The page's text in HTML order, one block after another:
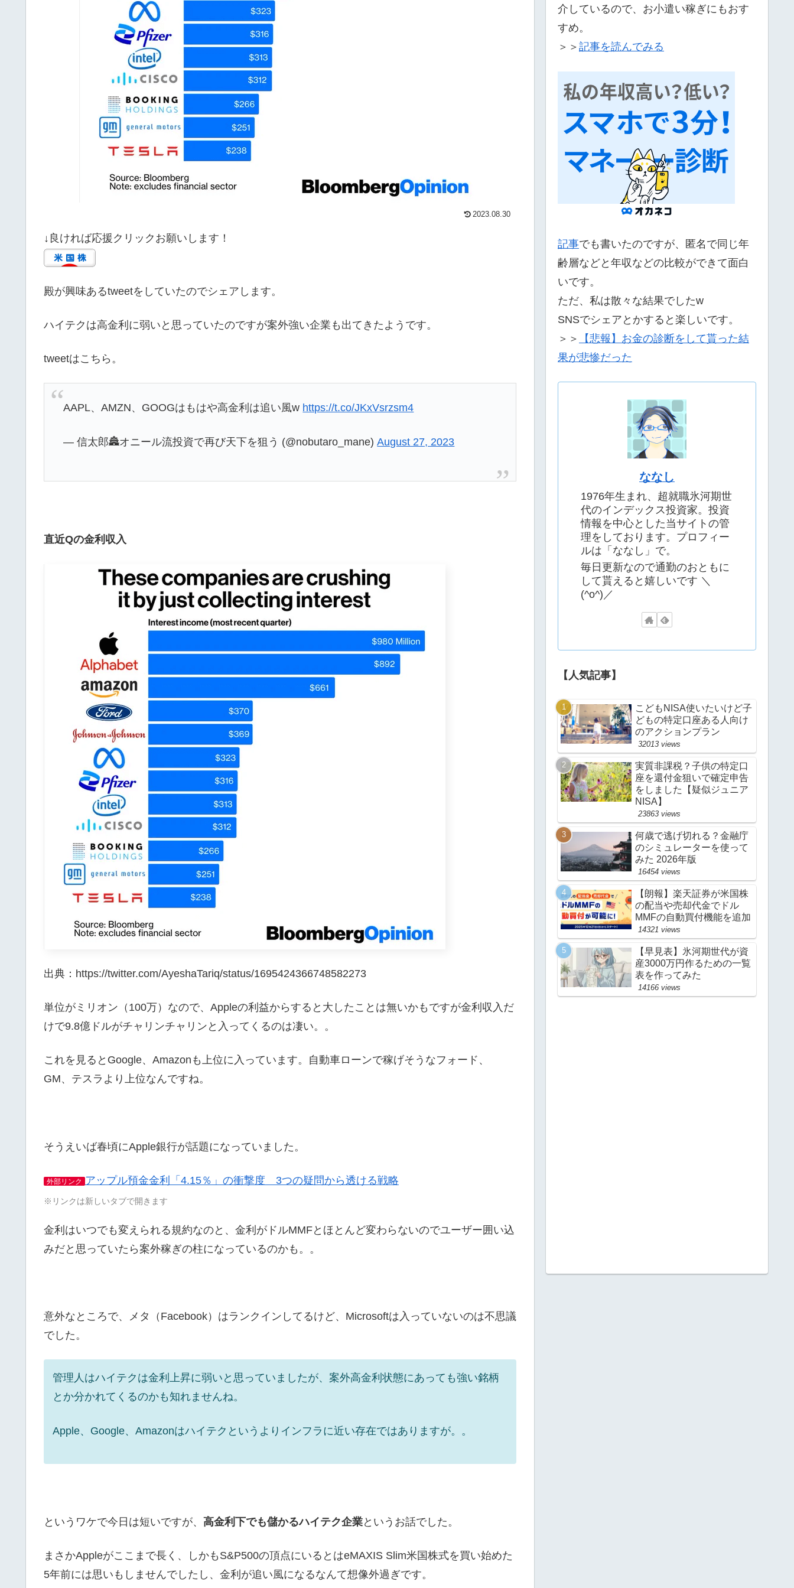
2023.08.30
↓良ければ応援クリックお願いします！
殿が興味あるtweetをしていたのでシェアします。
ハイテクは高金利に弱いと思っていたのですが案外強い企業も出てきたようです。
tweetはこちら。
AAPL、AMZN、GOOGはもはや高金利は追い風w https://t.co/JKxVsrzsm4
— 信太郎🏯オニール流投資で再び天下を狙う (@nobutaro_mane)August 27, 2023
直近Qの金利収入
出典：https://twitter.com/AyeshaTariq/status/1695424366748582273
単位がミリオン（100万）なので、Appleの利益からすると大したことは無いかもですが金利収入だ
けで9.8億ドルがチャリンチャリンと入ってくるのは凄い。。
これを見るとGoogle、Amazonも上位に入っています。自動車ローンで稼げそうなフォード、
GM、テスラより上位なんですね。
そうえいば春頃にApple銀行が話題になっていました。
外部リンク アップル預金金利「4.15％」の衝撃度 3つの疑問から透ける戦略
※リンクは新しいタブで開きます
金利はいつでも変えられる規約なのと、金利がドルMMFとほとんど変わらないのでユーザー囲い込
みだと思っていたら案外稼ぎの柱になっているのかも。。
意外なところで、メタ（Facebook）はランクインしてるけど、Microsoftは入っていないのは不思議
でした。
管理人はハイテクは金利上昇に弱いと思っていましたが、案外高金利状態にあっても強い銘柄
とか分かれてくるのかも知れませんね。
Apple、Google、Amazonはハイテクというよりインフラに近い存在ではありますが。。
というワケで今日は短いですが、 高金利下でも儲かるハイテク企業というお話でした。
まさかAppleがここまで長く、しかもS&P500の頂点にいるとはeMAXIS Slim米国株式を買い始めた
5年前には思いもしませんでしたし、金利が追い風になるなんて想像外過ぎです。
介しているので、お小遣い稼ぎにもおす
すめ。
＞＞ 記事を読んでみる
記事でも書いたのですが、匿名で同じ年
齢層などと年収などの比較ができて面白
いです。
ただ、私は散々な結果でしたw
SNSでシェアとかすると楽しいです。
＞＞
【悲報】お金の診断をして貰った結
果が悲惨だった
ななし
1976年生まれ、超就職氷河期世
代のインデックス投資家。投資
情報を中心とした当サイトの管
理をしております。プロフィー
ルは「ななし」で。
毎日更新なので通勤のおともに
して貰えると嬉しいです ＼
(^o^)／
【人気記事】
こどもNISA使いたいけど子
どもの特定口座ある人向け
のアクションプラン
32013 views
実質非課税？子供の特定口
座を還付金狙いで確定申告
をしました【疑似ジュニア
NISA】
23863 views
何歳で逃げ切れる？金融庁
のシミュレーターを使って
みた 2026年版
16454 views
【朗報】楽天証券が米国株
の配当や売却代金でドル
MMFの自動買付機能を追加
14321 views
【早見表】氷河期世代が資
産3000万円作るための一覧
表を作ってみた
14166 views